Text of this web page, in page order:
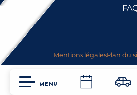
MENU
Mentions légalesPlan du